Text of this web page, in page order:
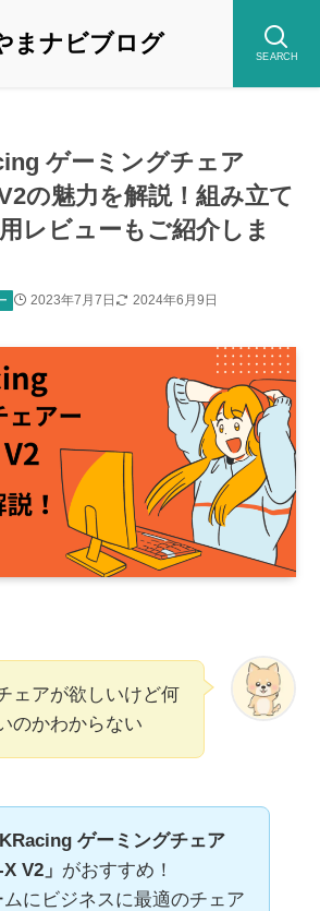
まナビブログ SEARCH
ゲーミングチェア
の魅力を解説！組み立て
レビューもご紹介しま
2023年7月7日 2024年6月9日
ェアが欲しいけど何
のかわからない
ゲーミングチェア
V2」 がおすすめ！
ムにビジネスに最適のチェア